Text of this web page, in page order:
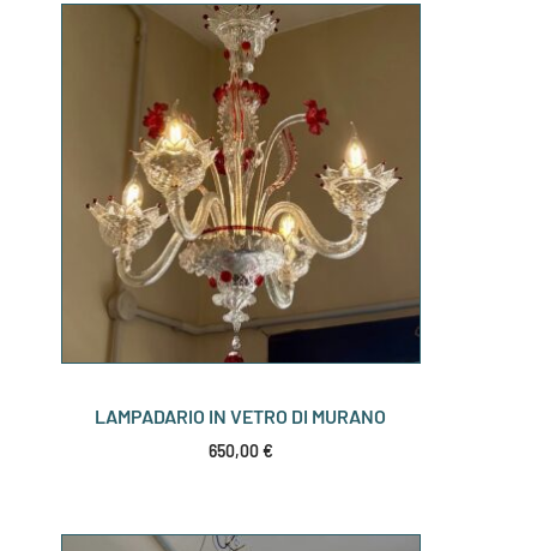
LAMPADARIO IN VETRO DI MURANO
650,00€